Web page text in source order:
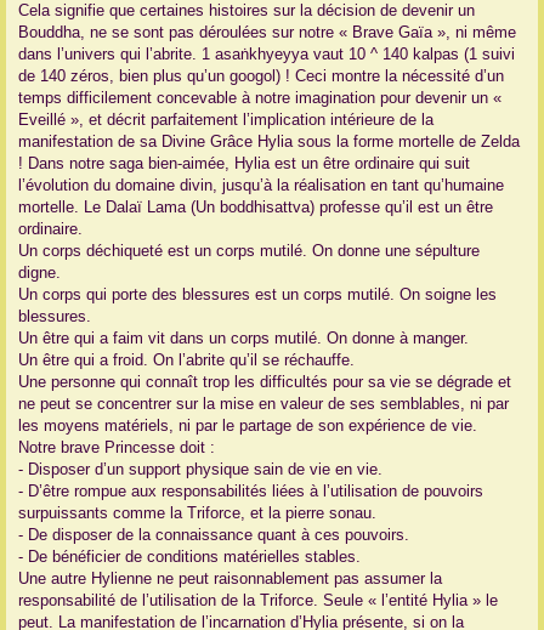
Cela signifie que certaines histoires sur la décision de devenir un
Bouddha, ne se sont pas déroulées sur notre « Brave Gaïa », ni même
dans l’univers qui l’abrite. 1 asaṅkhyeyya vaut 10 ^ 140 kalpas (1 suivi
de 140 zéros, bien plus qu’un googol) ! Ceci montre la nécessité d’un
temps difficilement concevable à notre imagination pour devenir un «
Eveillé », et décrit parfaitement l’implication intérieure de la
manifestation de sa Divine Grâce Hylia sous la forme mortelle de Zelda
! Dans notre saga bien-aimée, Hylia est un être ordinaire qui suit
l’évolution du domaine divin, jusqu’à la réalisation en tant qu’humaine
mortelle. Le Dalaï Lama (Un boddhisattva) professe qu’il est un être
ordinaire.
Un corps déchiqueté est un corps mutilé. On donne une sépulture
digne.
Un corps qui porte des blessures est un corps mutilé. On soigne les
blessures.
Un être qui a faim vit dans un corps mutilé. On donne à manger.
Un être qui a froid. On l’abrite qu’il se réchauffe.
Une personne qui connaît trop les difficultés pour sa vie se dégrade et
ne peut se concentrer sur la mise en valeur de ses semblables, ni par
les moyens matériels, ni par le partage de son expérience de vie.
Notre brave Princesse doit :
- Disposer d’un support physique sain de vie en vie.
- D’être rompue aux responsabilités liées à l’utilisation de pouvoirs
surpuissants comme la Triforce, et la pierre sonau.
- De disposer de la connaissance quant à ces pouvoirs.
- De bénéficier de conditions matérielles stables.
Une autre Hylienne ne peut raisonnablement pas assumer la
responsabilité de l’utilisation de la Triforce. Seule « l’entité Hylia » le
peut. La manifestation de l’incarnation d’Hylia présente, si on la